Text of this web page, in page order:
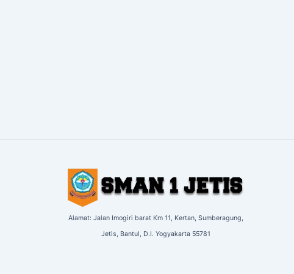
Alamat: Jalan Imogiri barat Km 11, Kertan, Sumberagung,
Jetis, Bantul, D.I. Yogyakarta 55781